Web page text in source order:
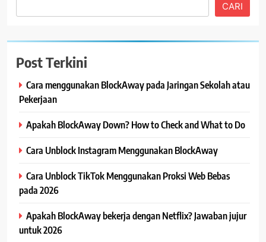
CARI
Post Terkini
Cara menggunakan BlockAway pada Jaringan Sekolah atau
Pekerjaan
Apakah BlockAway Down? How to Check and What to Do
Cara Unblock Instagram Menggunakan BlockAway
Cara Unblock TikTok Menggunakan Proksi Web Bebas
pada 2026
Apakah BlockAway bekerja dengan Netflix? Jawaban jujur
untuk 2026